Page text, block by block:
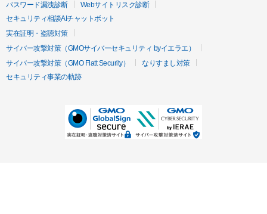
パスワード漏洩診断
Webサイトリスク診断
セキュリティ相談AIチャットボット
実在証明・盗聴対策
サイバー攻撃対策（GMOサイバーセキュリティ byイエラエ）
サイバー攻撃対策（GMO Flatt Security）
なりすまし対策
セキュリティ事業の軌跡